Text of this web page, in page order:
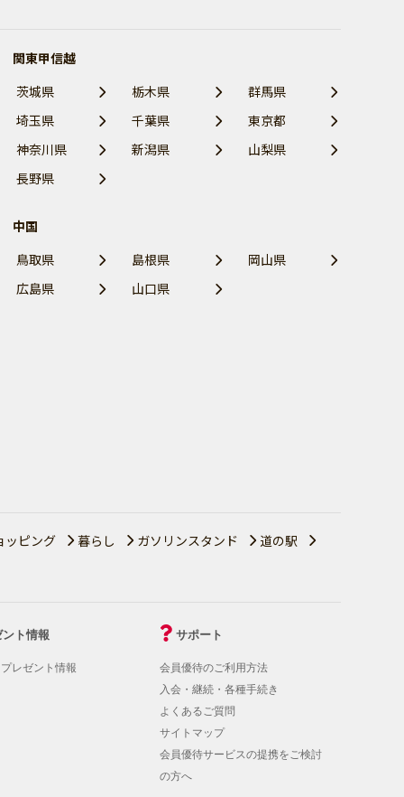
関東甲信越
茨城県
栃木県
群馬県
埼玉県
千葉県
東京都
神奈川県
新潟県
山梨県
長野県
中国
鳥取県
島根県
岡山県
広島県
山口県
ッピング 暮らし ガソリンスタンド
道の駅
ント情報
レゼント情報
サポート
会員優待のご利用方法
入会・継続・各種手続き
よくあるご質問
サイトマップ
会員優待サービスの提携をご検討
の方へ